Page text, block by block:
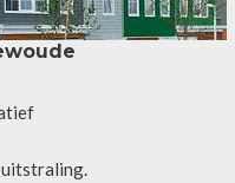
uitstraling.